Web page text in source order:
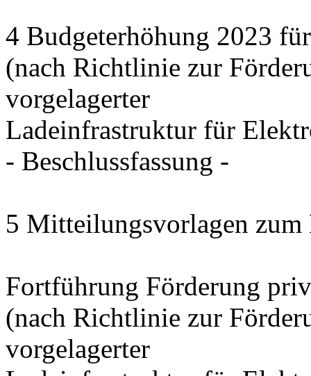
4 Budgeterhöhung 2023
(nach Richtlinie zur
vorgelagerter
Ladeinfrastruktur für
- Beschlussfassung -
5 Mitteilungsvorlagen zum
Fortführung Förderung
(nach Richtlinie zur
vorgelagerter